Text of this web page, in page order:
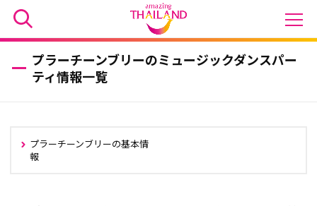
プラーチーンブリーのミュージックダンスパー
ティ情報一覧
プラーチーンブリーの基本情
報